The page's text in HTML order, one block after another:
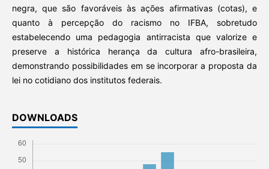
negra, que são favoráveis às ações afirmativas (cotas), e
quanto à percepção do racismo no IFBA, sobretudo
estabelecendo uma pedagogia antirracista que valorize e
preserve a histórica herança da cultura afro-brasileira,
demonstrando possibilidades em se incorporar a proposta da
lei no cotidiano dos institutos federais.
DOWNLOADS